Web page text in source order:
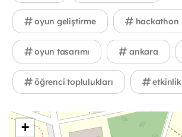
oyun geliştirme hackathon
oyun tasarımı ankara
öğrenci toplulukları etkinlik
+